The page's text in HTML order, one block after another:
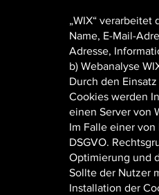
„WIX“
Name, E-Mail-
Adresse,
b) Webanalyse
Durch den
Cookies werden
einen Server von
Im Falle einer
DSGVO.
Optimierung und
Sollte der Nutzer
Installation der